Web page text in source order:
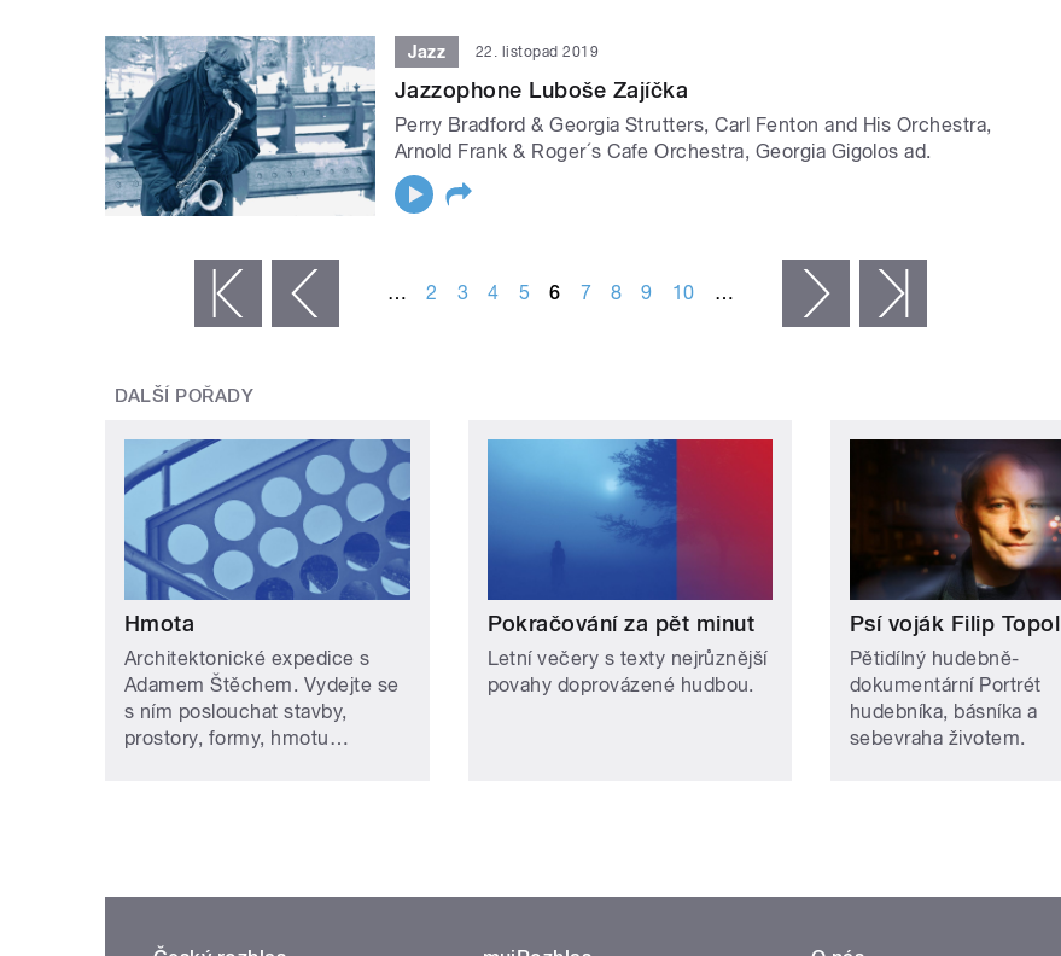
Jazz 22. listopad 2019
Jazzophone Luboše Zajíčka
Perry Bradford & Georgia Strutters, Carl Fenton and His Orchestra,
Arnold Frank & Roger´s Cafe Orchestra, Georgia Gigolos ad.
‹ předchozí … 2 3 4 5 6 7 8 9 10 … následující ›
DALŠÍ POŘADY
Hmota
Architektonické expedice s
Adamem Štěchem. Vydejte se
s ním poslouchat stavby,
prostory, formy, hmotu…
Pokračování za pět minut
Letní večery s texty nejrůznější
povahy doprovázené hudbou.
Psí voják Filip Topol
Pětidílný hudebně-
dokumentární Portrét
hudebníka, básníka a
sebevraha životem.